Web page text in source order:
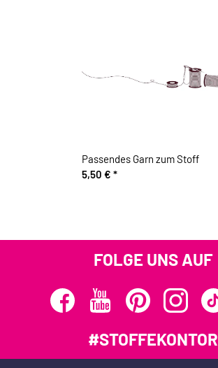
Passendes Garn zum Stoff
5,50 € *
FOLGE UNS AUF
#STOFFEKONTOR